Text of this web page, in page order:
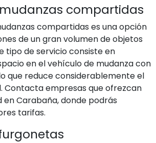
compartidas
compartidas es una opción
de un gran volumen de objetos
tipo de servicio consiste en
en el vehículo de mudanza con
que reduce considerablemente el
Contacta empresas que ofrezcan
en Carabaña, donde podrás
tarifas.